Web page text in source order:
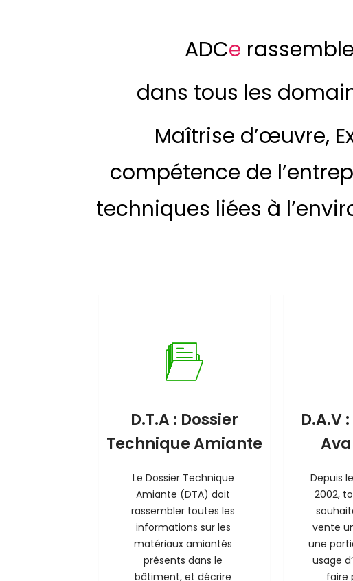
ADCe
dans tous les
Maîtrise d’œuvre,
compétence de
techniques liées à
D.T.A : Dossier
Technique Amiante
Le Dossier Technique
Amiante (DTA) doit
rassembler toutes les
informations sur les
matériaux amiantés
présents dans le
bâtiment, et décrire
D.A.V
Depuis
2002,
vente
une
usage
faire